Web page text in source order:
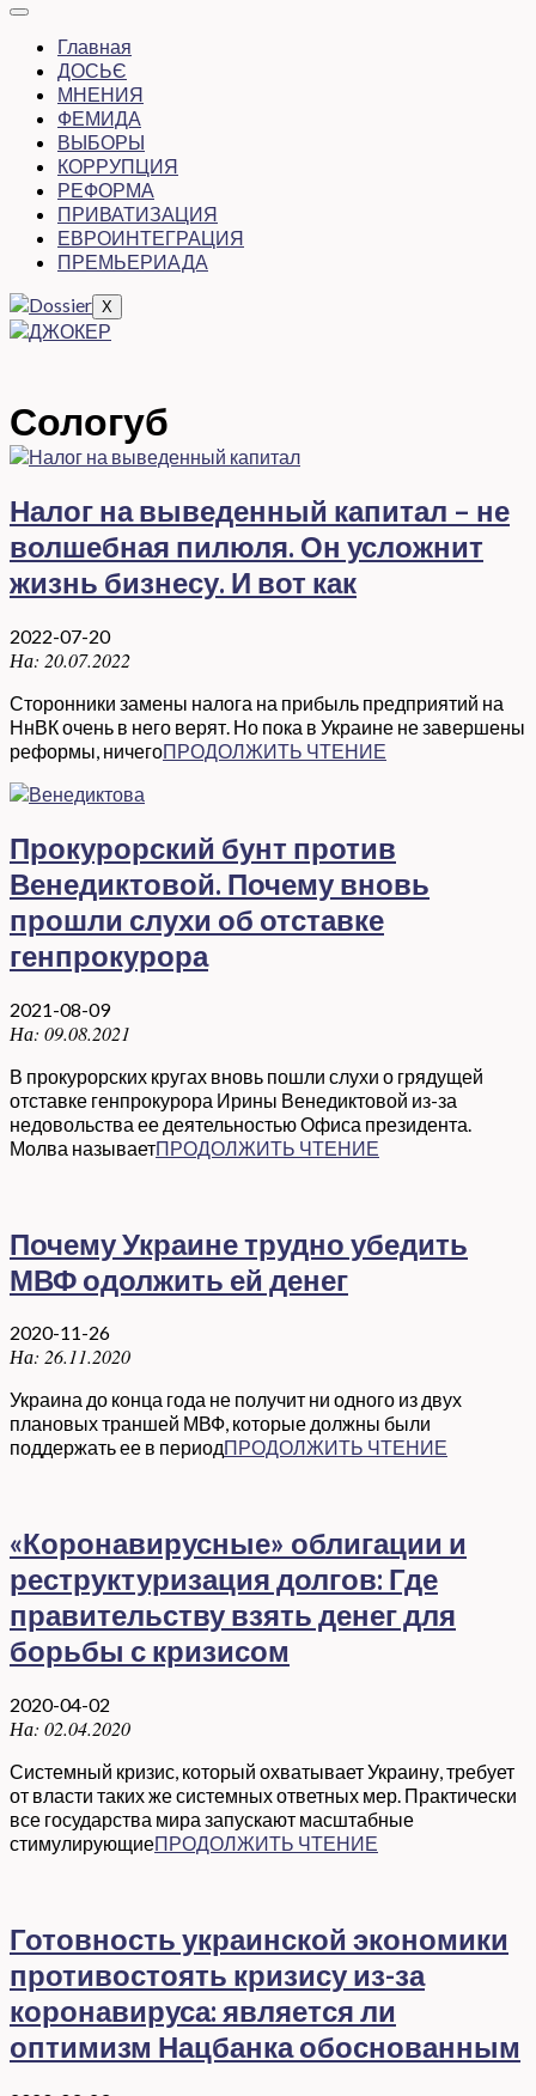
Главная
ДОСЬЄ
МНЕНИЯ
ФЕМИДА
ВЫБОРЫ
КОРРУПЦИЯ
РЕФОРМА
ПРИВАТИЗАЦИЯ
ЕВРОИНТЕГРАЦИЯ
ПРЕМЬЕРИАДА
X
Сологуб
Налог на выведенный капитал – не
волшебная пилюля. Он усложнит
жизнь бизнесу. И вот как
2022-07-20
На: 20.07.2022
Сторонники замены налога на прибыль предприятий на
НнВК очень в него верят. Но пока в Украине не завершены
реформы, ничегоПРОДОЛЖИТЬ ЧТЕНИЕ
Прокурорский бунт против
Венедиктовой. Почему вновь
прошли слухи об отставке
генпрокурора
2021-08-09
На: 09.08.2021
В прокурорских кругах вновь пошли слухи о грядущей
отставке генпрокурора Ирины Венедиктовой из-за
недовольства ее деятельностью Офиса президента.
Молва называетПРОДОЛЖИТЬ ЧТЕНИЕ
Почему Украине трудно убедить
МВФ одолжить ей денег
2020-11-26
На: 26.11.2020
Украина до конца года не получит ни одного из двух
плановых траншей МВФ, которые должны были
поддержать ее в периодПРОДОЛЖИТЬ ЧТЕНИЕ
«Коронавирусные» облигации и
реструктуризация долгов: Где
правительству взять денег для
борьбы с кризисом
2020-04-02
На: 02.04.2020
Системный кризис, который охватывает Украину, требует
от власти таких же системных ответных мер. Практически
все государства мира запускают масштабные
стимулирующиеПРОДОЛЖИТЬ ЧТЕНИЕ
Готовность украинской экономики
противостоять кризису из-за
коронавируса: является ли
оптимизм Нацбанка обоснованным